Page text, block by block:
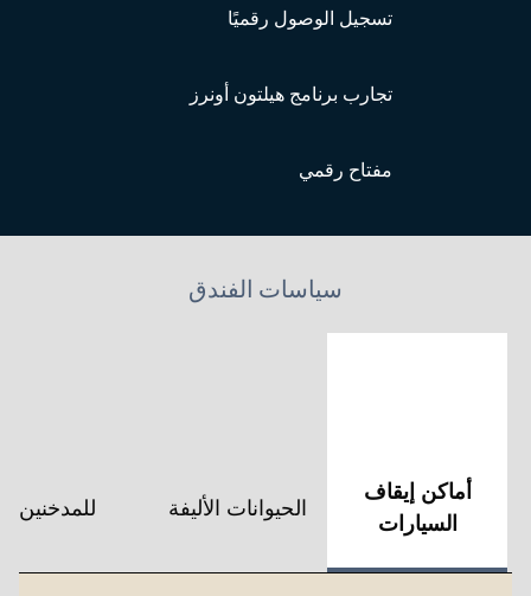
تسجيل الوصول رقميًا
تجارب برنامج هيلتون أونرز
مفتاح رقمي
سياسات الفندق
أماكن إيقاف
السيارات
الحيوانات الأليفة للمدخنين